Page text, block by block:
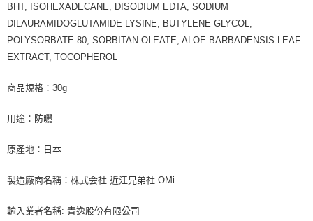
BHT, ISOHEXADECANE, DISODIUM EDTA, SODIUM
DILAURAMIDOGLUTAMIDE LYSINE, BUTYLENE GLYCOL,
POLYSORBATE 80, SORBITAN OLEATE, ALOE BARBADENSIS LEAF
EXTRACT, TOCOPHEROL
商品規格：30g
用途：防曬
原產地：日本
製造廠商名稱：株式会社 近江兄弟社 OMi
輸入業者名稱: 青逸股份有限公司